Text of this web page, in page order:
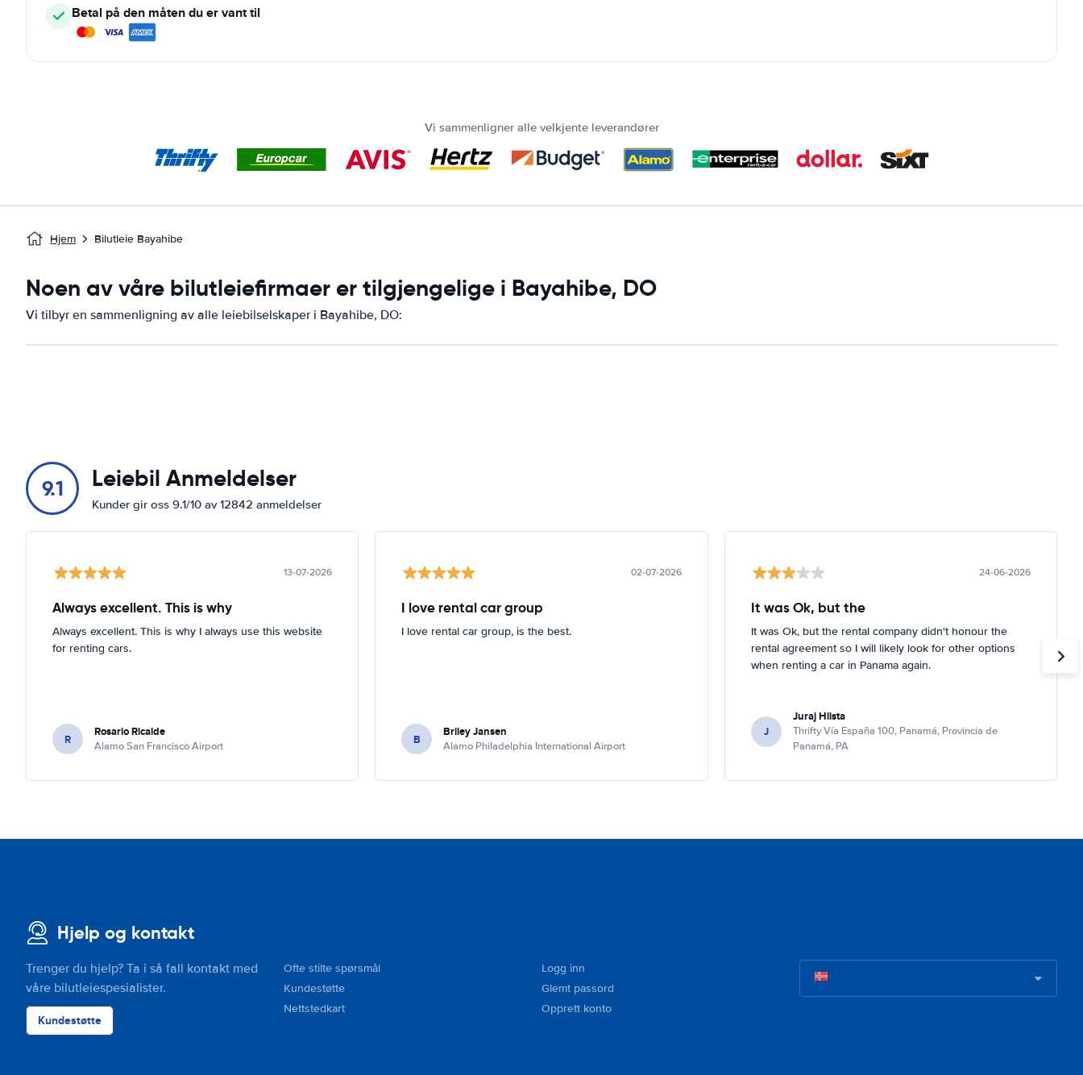
Betal på den måten du er vant til
Vi sammenligner alle velkjente leverandører
Hjem Bilutleie Bayahibe
Noen av våre bilutleiefirmaer er tilgjengelige i Bayahibe, DO
Vi tilbyr en sammenligning av alle leiebilselskaper i Bayahibe, DO:
9.1 Leiebil Anmeldelser
Kunder gir oss 9.1/10 av 12842 anmeldelser
13-07-2026
Always excellent. This is why
Always excellent. This is why I always use this website
for renting cars.
R Rosario Ricalde
Alamo San Francisco Airport
02-07-2026
I love rental car group
I love rental car group, is the best.
B Briley Jansen
Alamo Philadelphia International Airport
24-06-2026
It was Ok, but the
It was Ok, but the rental company didn't honour the
rental agreement so I will likely look for other options
when renting a car in Panama again.
J
Juraj Hlista
Thrifty Vía España 100, Panamá, Provincia de
Panamá, PA
Hjelp og kontakt
Trenger du hjelp? Ta i så fall kontakt med
våre bilutleiespesialister.
Kundestøtte
Ofte stilte spørsmål
Kundestøtte
Nettstedkart
Logg inn
Glemt passord
Opprett konto